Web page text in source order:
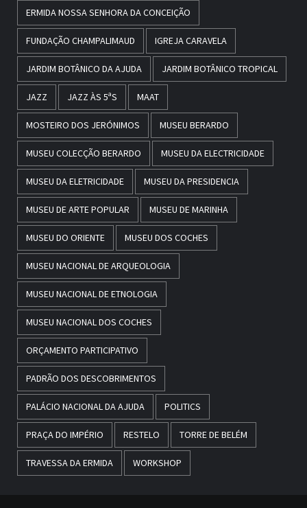
ERMIDA NOSSA SENHORA DA CONCEIÇÃO
FUNDAÇÃO CHAMPALIMAUD IGREJA CARAVELA
JARDIM BOTÂNICO DA AJUDA JARDIM BOTÂNICO TROPICAL
JAZZ JAZZ ÀS 5ªS MAAT
MOSTEIRO DOS JERÓNIMOS MUSEU BERARDO
MUSEU COLECÇÃO BERARDO MUSEU DA ELECTRICIDADE
MUSEU DA ELETRICIDADE MUSEU DA PRESIDENCIA
MUSEU DE ARTE POPULAR MUSEU DE MARINHA
MUSEU DO ORIENTE MUSEU DOS COCHES
MUSEU NACIONAL DE ARQUEOLOGIA
MUSEU NACIONAL DE ETNOLOGIA
MUSEU NACIONAL DOS COCHES
ORÇAMENTO PARTICIPATIVO
PADRÃO DOS DESCOBRIMENTOS
PALÁCIO NACIONAL DA AJUDA POLITICS
PRAÇA DO IMPÉRIO RESTELO TORRE DE BELÉM
TRAVESSA DA ERMIDA WORKSHOP